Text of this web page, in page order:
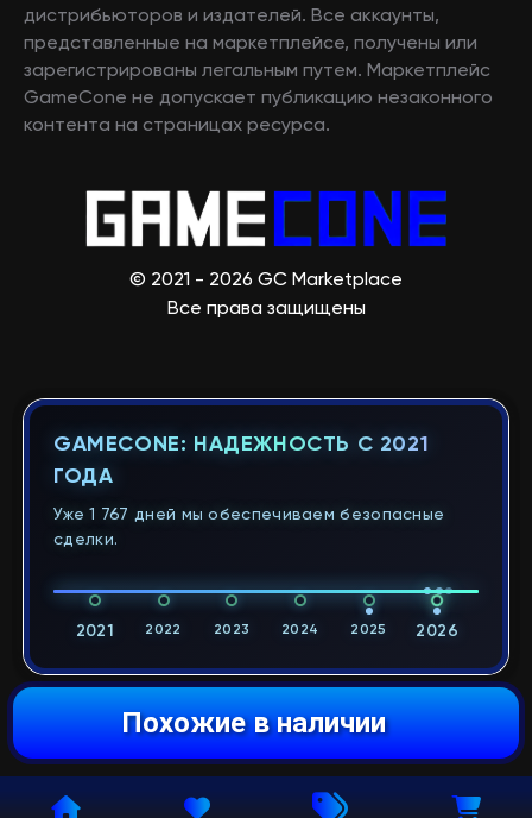
Похожие в наличии
дистрибьюторов и издателей. Все аккаунты,
представленные на маркетплейсе, получены или
зарегистрированы легальным путем. Маркетплейс
GameCone не допускает публикацию незаконного
контента на страницах ресурса.
© 2021 - 2026 GC Marketplace
Все права защищены
GAMECONE: НАДЕЖНОСТЬ С 2021
ГОДА
Уже 1 767 дней мы обеспечиваем безопасные
сделки.
2021 2022 2023 2024 2025 2026